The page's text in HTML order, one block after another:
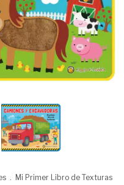
. Mi Primer Libro de Texturas